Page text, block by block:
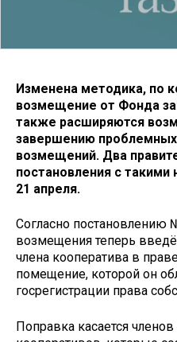
Изменена методика, по
возмещение от Фонда
также расширяются
завершению
возмещений. Два
постановления с
21 апреля.
Согласно постановлению
возмещения теперь
члена кооператива в
помещение, которой он
госрегистрации права
Поправка касается